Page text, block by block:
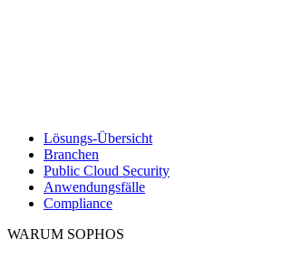
Lösungs-Übersicht
Branchen
Public Cloud Security
Anwendungsfälle
Compliance
WARUM SOPHOS